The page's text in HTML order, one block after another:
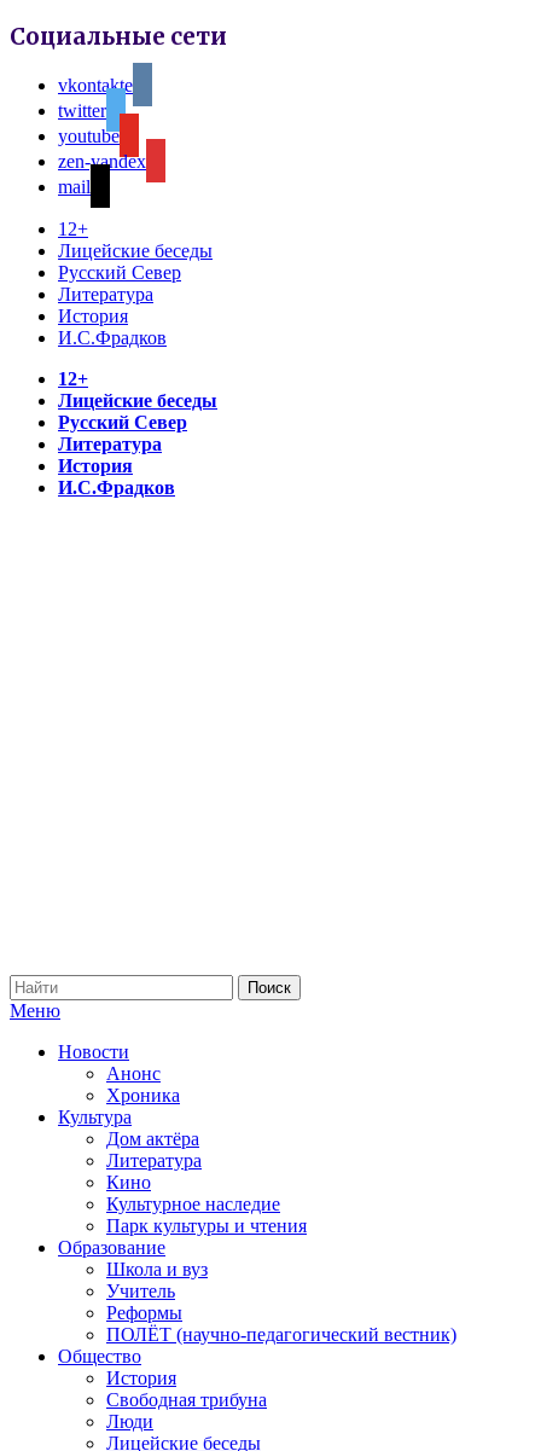
Социальные сети
vkontakte
twitter
youtube
zen-yandex
mail
12+
Лицейские беседы
Русский Север
Литература
История
И.С.Фрадков
12+
Лицейские беседы
Русский Север
Литература
История
И.С.Фрадков
Меню
Новости
Анонс
Хроника
Культура
Дом актёра
Литература
Кино
Культурное наследие
Парк культуры и чтения
Образование
Школа и вуз
Учитель
Реформы
ПОЛЁТ (научно-педагогический вестник)
Общество
История
Свободная трибуна
Люди
Лицейские беседы